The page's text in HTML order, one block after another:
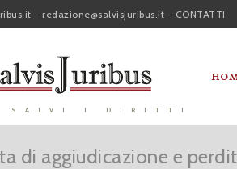
- redazione@salvisjuribus.it - CONTATTI
SALVI I DIRITTI
di aggiudicazione e